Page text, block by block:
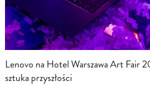
Lenovo na Hotel Warszawa Art Fair
sztuka przyszłości